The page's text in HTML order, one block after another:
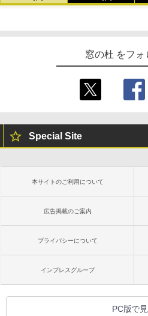
窓の杜 をフォ
Special Site
本サイトのご利用について
広告掲載のご案内
プライバシーについて
インプレスグループ
PC版で